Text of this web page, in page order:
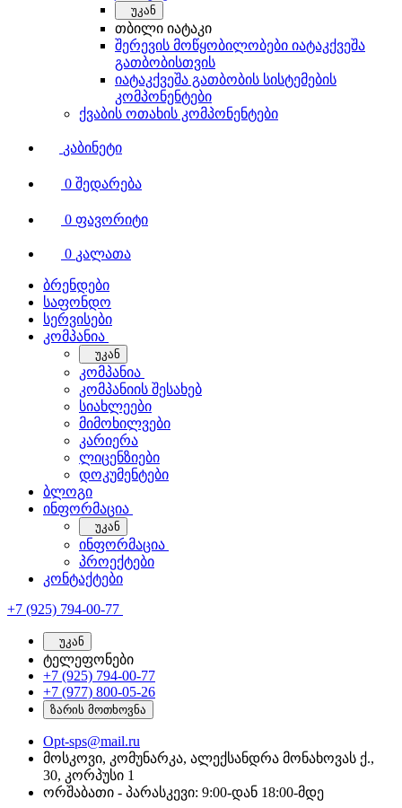
უკან
თბილი იატაკი
შერევის მოწყობილობები იატაკქვეშა
გათბობისთვის
იატაკქვეშა გათბობის სისტემების
კომპონენტები
ქვაბის ოთახის კომპონენტები
კაბინეტი
0 შედარება
0 ფავორიტი
0 კალათა
ბრენდები
საფონდო
სერვისები
კომპანია
უკან
კომპანია
კომპანიის შესახებ
სიახლეები
მიმოხილვები
კარიერა
ლიცენზიები
დოკუმენტები
ბლოგი
ინფორმაცია
უკან
ინფორმაცია
პროექტები
კონტაქტები
+7 (925) 794-00-77
უკან
ტელეფონები
+7 (925) 794-00-77
+7 (977) 800-05-26
ზარის მოთხოვნა
Opt-sps@mail.ru
მოსკოვი, კომუნარკა, ალექსანდრა მონახოვას ქ.,
30, კორპუსი 1
ორშაბათი - პარასკევი: 9:00-დან 18:00-მდე